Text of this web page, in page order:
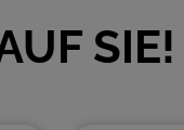
SIE!